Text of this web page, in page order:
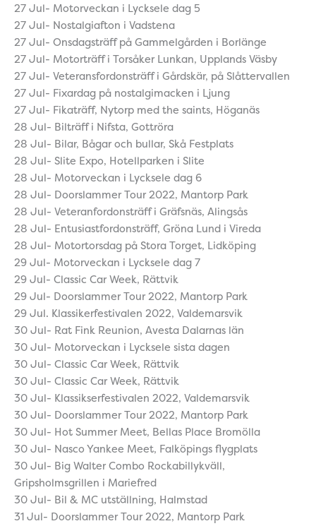
27 Jul- Motorveckan i Lycksele dag 5
27 Jul- Nostalgiafton i Vadstena
27 Jul- Onsdagsträff på Gammelgården i Borlänge
27 Jul- Motorträff i Torsåker Lunkan, Upplands Väsby
27 Jul- Veteransfordonsträff i Gårdskär, på Slåttervallen
27 Jul- Fixardag på nostalgimacken i Ljung
27 Jul- Fikaträff, Nytorp med the saints, Höganäs
28 Jul- Bilträff i Nifsta, Gottröra
28 Jul- Bilar, Bågar och bullar, Skå Festplats
28 Jul- Slite Expo, Hotellparken i Slite
28 Jul- Motorveckan i Lycksele dag 6
28 Jul- Doorslammer Tour 2022, Mantorp Park
28 Jul- Veteranfordonsträff i Gräfsnäs, Alingsås
28 Jul- Entusiastfordonsträff, Gröna Lund i Vireda
28 Jul- Motortorsdag på Stora Torget, Lidköping
29 Jul- Motorveckan i Lycksele dag 7
29 Jul- Classic Car Week, Rättvik
29 Jul- Doorslammer Tour 2022, Mantorp Park
29 Jul. Klassikerfestivalen 2022, Valdemarsvik
30 Jul- Rat Fink Reunion, Avesta Dalarnas län
30 Jul- Motorveckan i Lycksele sista dagen
30 Jul- Classic Car Week, Rättvik
30 Jul- Classic Car Week, Rättvik
30 Jul- Klassikserfestivalen 2022, Valdemarsvik
30 Jul- Doorslammer Tour 2022, Mantorp Park
30 Jul- Hot Summer Meet, Bellas Place Bromölla
30 Jul- Nasco Yankee Meet, Falköpings flygplats
30 Jul- Big Walter Combo Rockabillykväll,
Gripsholmsgrillen i Mariefred
30 Jul- Bil & MC utställning, Halmstad
31 Jul- Doorslammer Tour 2022, Mantorp Park